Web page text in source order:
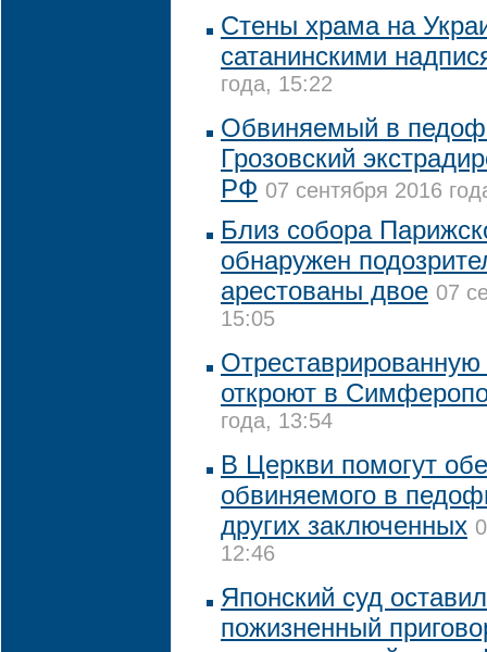
Стены храма на
сатанинскими
года, 15:22
Обвиняемый в
Грозовский
РФ 07 сентября 2016
Близ собора
обнаружен
арестованы двое 07
15:05
откроют в
года, 13:54
В Церкви помогут
обвиняемого в
других заключенных
12:46
Японский суд
пожизненный